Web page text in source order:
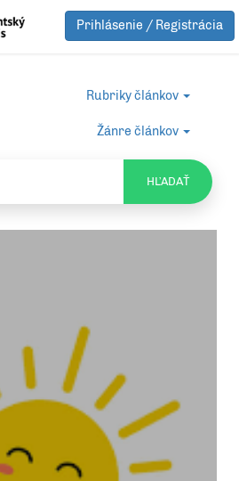
Prihlásenie / Registrácia
Rubriky článkov
Žánre článkov
HĽADAŤ